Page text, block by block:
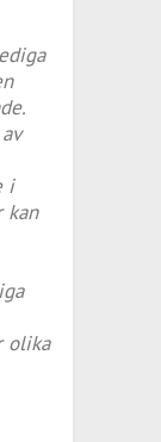
i
kan
olika